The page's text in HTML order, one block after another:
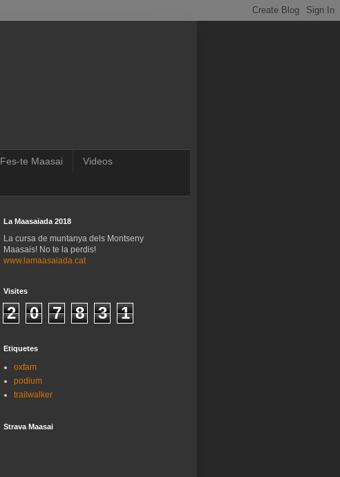
Fes-te Maasai Videos
La Maasaiada 2018
La cursa de muntanya dels Montseny
Maasais! No te la perdis!
www.lamaasaiada.cat
Visites
2 0 7 8 3 1
Etiquetes
oxfam
podium
trailwalker
Strava Maasai